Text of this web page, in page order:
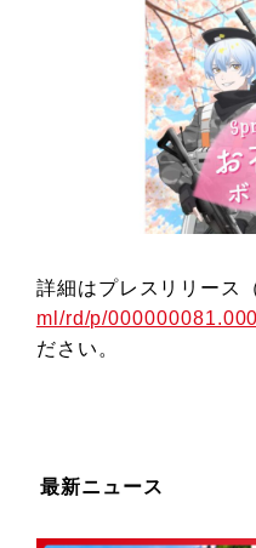
詳細はプレスリリース
ml/rd/p/
ださい。
最新ニュース